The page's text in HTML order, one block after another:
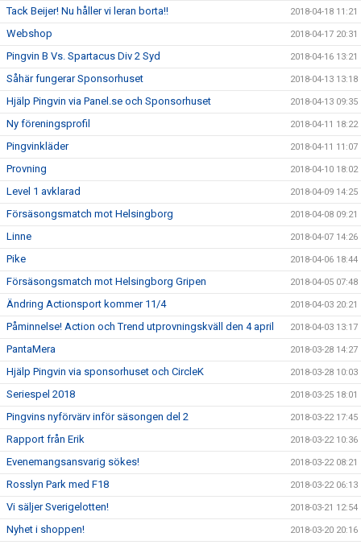
Tack Beijer! Nu håller vi leran borta!! 2018-04-18 11:21
Webshop 2018-04-17 20:31
Pingvin B Vs. Spartacus Div 2 Syd 2018-04-16 13:21
Såhär fungerar Sponsorhuset 2018-04-13 13:18
Hjälp Pingvin via Panel.se och Sponsorhuset 2018-04-13 09:35
Ny föreningsprofil 2018-04-11 18:22
Pingvinkläder 2018-04-11 11:07
Provning 2018-04-10 18:02
Level 1 avklarad 2018-04-09 14:25
Försäsongsmatch mot Helsingborg 2018-04-08 09:21
Linne 2018-04-07 14:26
Pike 2018-04-06 18:44
Försäsongsmatch mot Helsingborg Gripen 2018-04-05 07:48
Ändring Actionsport kommer 11/4 2018-04-03 20:21
Påminnelse! Action och Trend utprovningskväll den 4 april 2018-04-03 13:17
PantaMera 2018-03-28 14:27
Hjälp Pingvin via sponsorhuset och CircleK 2018-03-28 10:03
Seriespel 2018 2018-03-25 18:01
Pingvins nyförvärv inför säsongen del 2 2018-03-22 17:45
Rapport från Erik 2018-03-22 10:36
Evenemangsansvarig sökes! 2018-03-22 08:21
Rosslyn Park med F18 2018-03-22 06:13
Vi säljer Sverigelotten! 2018-03-21 12:54
Nyhet i shoppen! 2018-03-20 20:16